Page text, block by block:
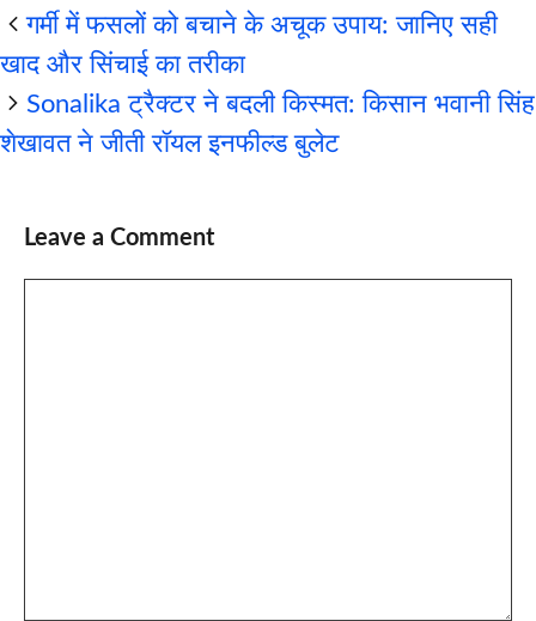
गर्मी में फसलों को बचाने के अचूक उपाय: जानिए सही
खाद और सिंचाई का तरीका
Sonalika ट्रैक्टर ने बदली किस्मत: किसान भवानी सिंह
शेखावत ने जीती रॉयल इनफील्ड बुलेट
Leave a Comment